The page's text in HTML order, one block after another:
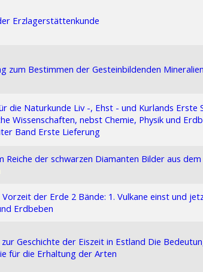
Erzlagerstättenkunde
zum Bestimmen der Gesteinbildenden Mineralien
die Naturkunde Liv -, Ehst - und Kurlands Erste
Wissenschaften, nebst Chemie, Physik und
Band Erste Lieferung
Reiche der schwarzen Diamanten Bilder aus
der Erde 2 Bände: 1. Vulkane einst und
Erdbeben
Geschichte der Eiszeit in Estland Die
für die Erhaltung der Arten